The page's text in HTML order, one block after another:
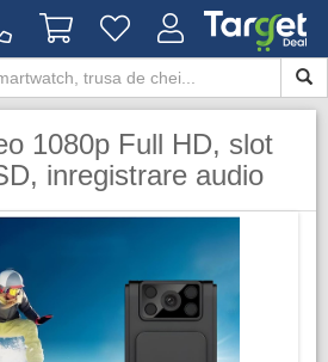
1080p Full HD, slot
inregistrare audio